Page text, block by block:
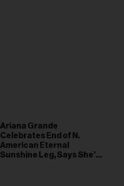
Ariana Grande
Celebrates End of N.
American Eternal
Sunshine Leg, Says She’s